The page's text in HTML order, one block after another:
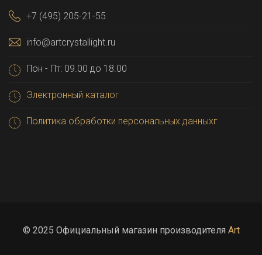
+7 (495) 205-21-55
info@artcrystallight.ru
Пон - Пт: 09.00 до 18.00
Электронный каталог
Политика обработки персональных данныхг
© 2025 Официальный магазин производителя Art